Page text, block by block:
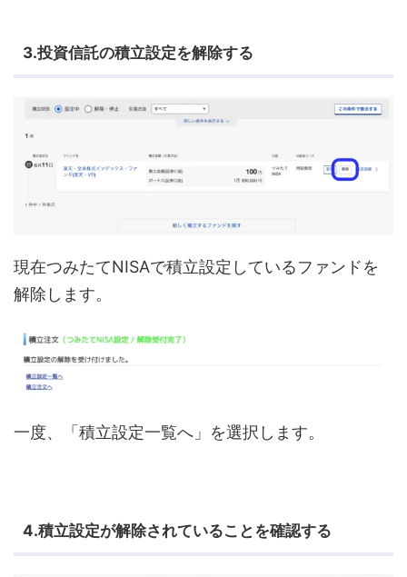
3.投資信託の積立設定を解除する
現在つみたてNISAで積立設定しているファンドを
解除します。
一度、「積立設定一覧へ」を選択します。
4.積立設定が解除されていることを確認する